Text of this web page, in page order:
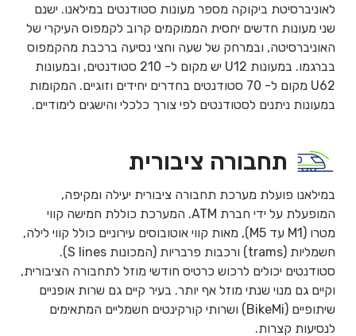
לאוניברסיטת ביקוקה מספר מעונות סטודנטים במילאנו. ישנם
שני מעונות חדשים יחסית הממוקמים קרוב לקמפוס העיקרי של
האוניברסיטה, ובמרחק של שעה וחצי נסיעה ברכבת מהקמפוס
בברגמו. במעונות U12 יש מקום ל- 210 סטודנטים, ובמעונות
U62 מקום ל- 70 סטודנטים בחדרים יחידים וזוגיים. המקומות
במעונות ניתנים לסטודנטים לפי צורך כלכלי והישגים לימודיים.
תחבורה ציבורית
במילאנו פועלת מערכת תחבורה ציבורית יעילה ומקיפה,
המופעלת על ידי חברת ATM. המערכת כוללת חמישה קווי
מטרו (M1 עד M5), מאות קווי אוטובוסים עירוניים כולל קווי לילה,
חשמליות (trams) ורכבות פרבריות (המכונות S lines).
סטודנטים יכולים לרכוש כרטיס חודשי מוזל לתחבורה הציבורית,
וקיים גם מנוי שנתי מוזל אף יותר. בעיר קיים גם שרות אופניים
שיתופיים (BikeMi) ושרותי קורקינטים חשמליים המתאימים
לנסיעות קצרות.